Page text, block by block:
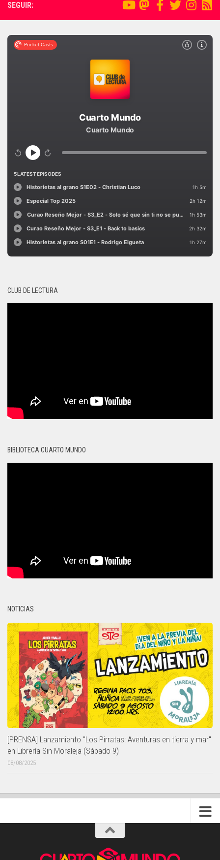
SEGUIR:
CLUB DE LECTURA
BIBLIOTECA CUARTO MUNDO
NOTICIAS
[PRENSA] Lanzamiento "Los Pirratas: Aventuras en tierra y mar"
en Librería Sin Moraleja (Sábado 9)
08/08/2025